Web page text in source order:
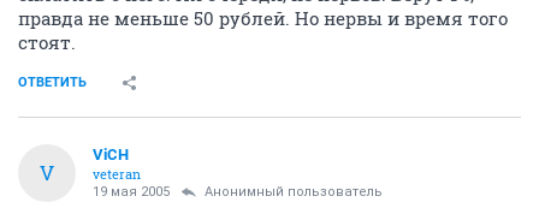
правда не меньше 50 рублей. Но нервы и время того
стоят.
ОТВЕТИТЬ
V
ViCH
veteran
19 мая 2005 Анонимный пользователь